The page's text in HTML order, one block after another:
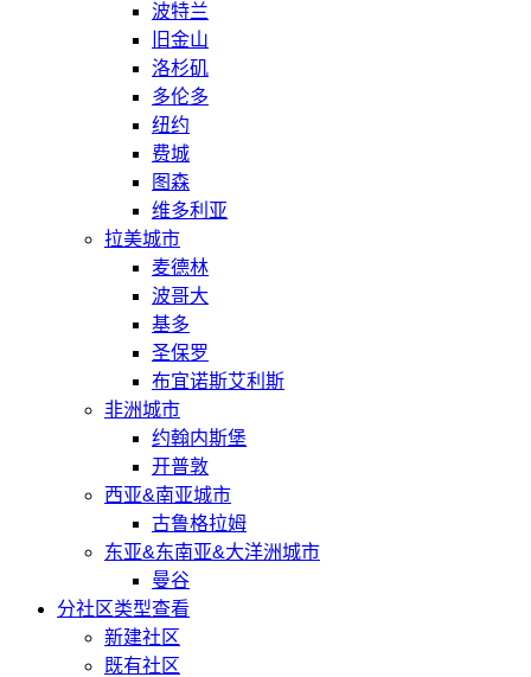
波特兰
旧金山
洛杉矶
多伦多
纽约
费城
图森
维多利亚
拉美城市
麦德林
波哥大
基多
圣保罗
布宜诺斯艾利斯
非洲城市
约翰内斯堡
开普敦
西亚&南亚城市
古鲁格拉姆
东亚&东南亚&大洋洲城市
曼谷
分社区类型查看
新建社区
既有社区